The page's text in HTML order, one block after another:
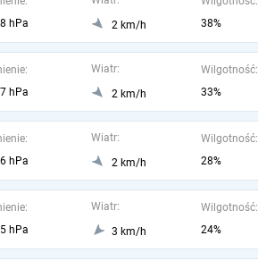
hPa
2 km/h
38%
hPa
Wiatr:
2 km/h
Wilgotność:
33%
hPa
Wiatr:
2 km/h
Wilgotność:
28%
hPa
Wiatr:
3 km/h
Wilgotność:
24%